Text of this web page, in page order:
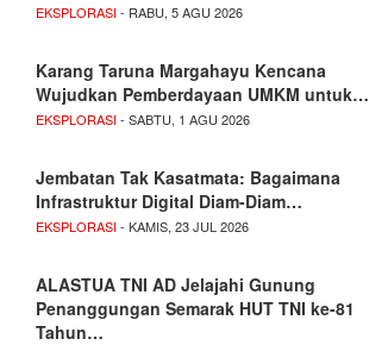
EKSPLORASI- RABU, 5 AGU 2026
Karang Taruna Margahayu Kencana
Wujudkan Pemberdayaan UMKM untuk…
EKSPLORASI- SABTU, 1 AGU 2026
Jembatan Tak Kasatmata: Bagaimana
Infrastruktur Digital Diam-Diam…
EKSPLORASI- KAMIS, 23 JUL 2026
ALASTUA TNI AD Jelajahi Gunung
Penanggungan Semarak HUT TNI ke-81
Tahun…